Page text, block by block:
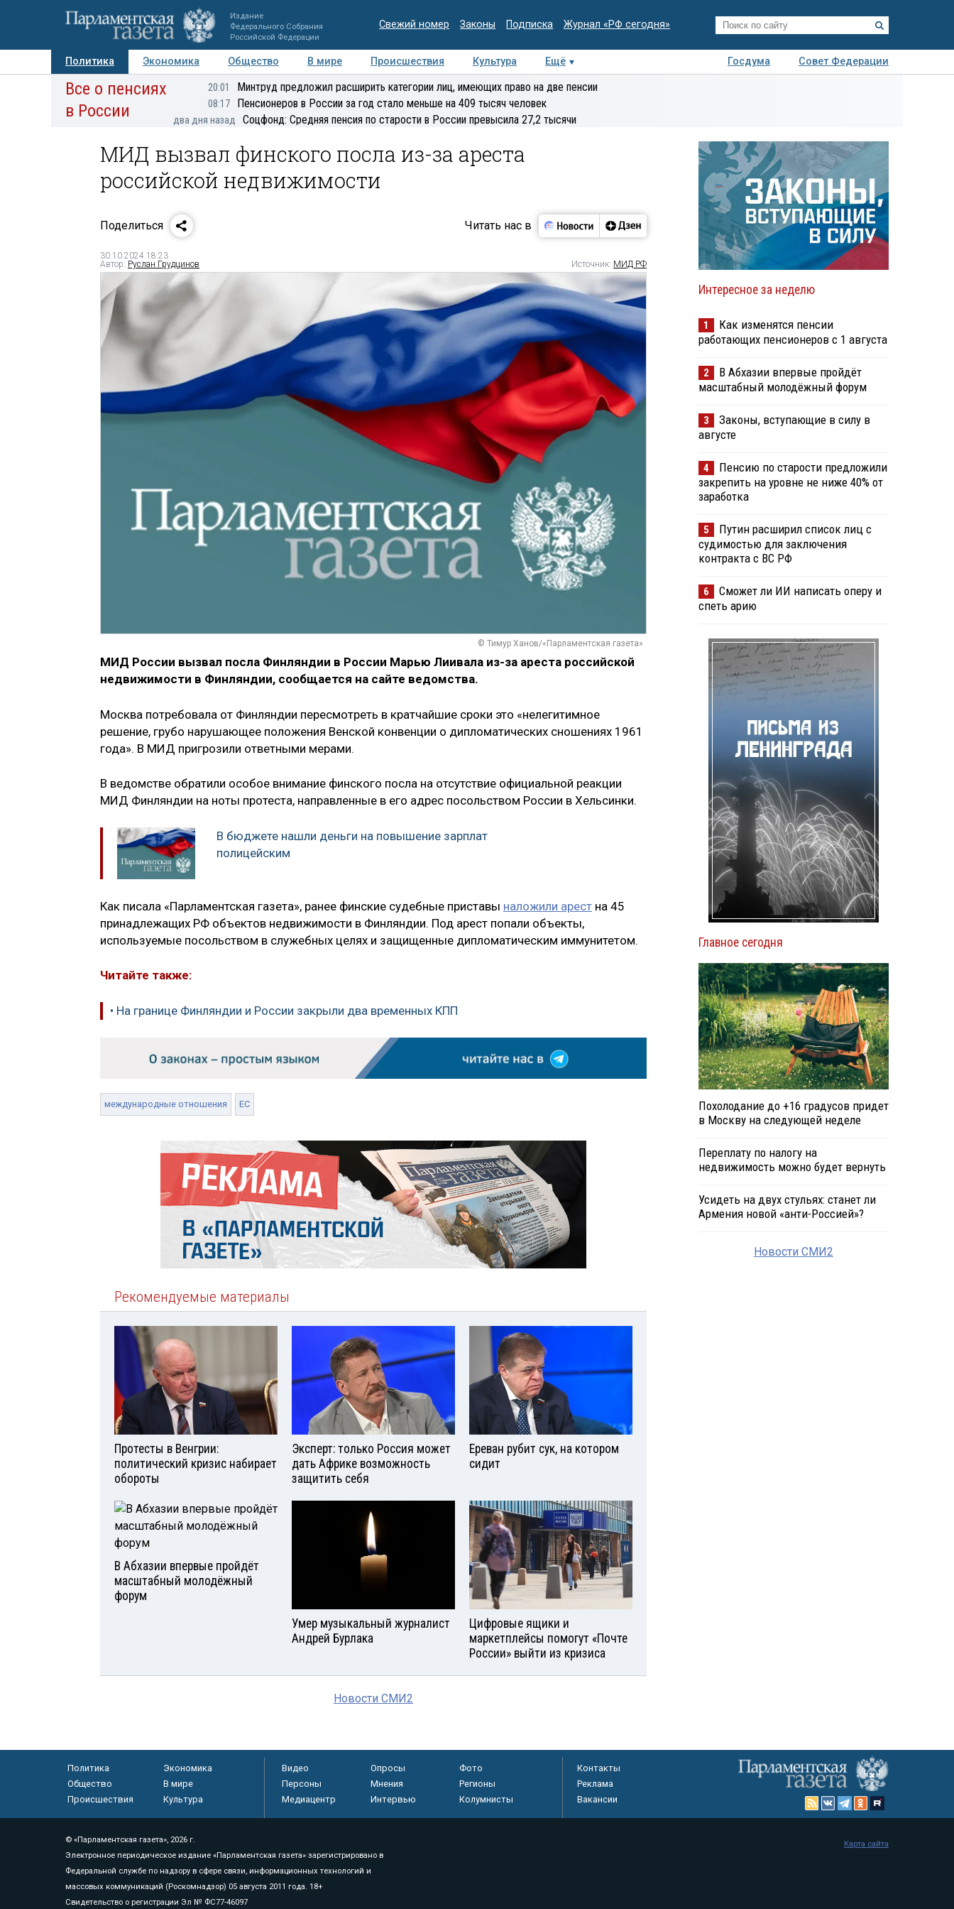
Издание
Федерального Собрания
Российской Федерации
Свежий номер Законы Подписка Журнал «РФ сегодня»
Политика Экономика Общество В мире Происшествия Культура Ещё Госдума
Совет Федерации
Авторы Персоны Мнения Регионы Медиацентр Интервью Колумнисты
Деловая
Все о пенсиях
в России
20:01 Минтруд предложил расширить категории лиц, имеющих право на две пенсии
08:17 Пенсионеров в России за год стало меньше на 409 тысяч человек
два дня назад Соцфонд: Средняя пенсия по старости в России превысила 27,2 тысячи
МИД вызвал финского посла из-за ареста
российской недвижимости
Поделиться Читать нас в
30.10.2024 18:23
Автор: Руслан Грудцинов Источник: МИД РФ
© Тимур Ханов/«Парламентская газета»
МИД России вызвал посла Финляндии в России Марью Лиивала из-за ареста российской
недвижимости в Финляндии, сообщается на сайте ведомства.
Москва потребовала от Финляндии пересмотреть в кратчайшие сроки это «нелегитимное
решение, грубо нарушающее положения Венской конвенции о дипломатических сношениях 1961
года». В МИД пригрозили ответными мерами.
В ведомстве обратили особое внимание финского посла на отсутствие официальной реакции
МИД Финляндии на ноты протеста, направленные в его адрес посольством России в Хельсинки.
В бюджете нашли деньги на повышение зарплат
полицейским
Как писала «Парламентская газета», ранее финские судебные приставы наложили арест на 45
принадлежащих РФ объектов недвижимости в Финляндии. Под арест попали объекты,
используемые посольством в служебных целях и защищенные дипломатическим иммунитетом.
Читайте также:
• На границе Финляндии и России закрыли два временных КПП
международные отношения ЕС
Рекомендуемые материалы
Протесты в Венгрии:
политический кризис набирает
обороты
Эксперт: только Россия может
дать Африке возможность
защитить себя
Ереван рубит сук, на котором
сидит
В Абхазии впервые пройдёт
масштабный молодёжный
форум
Умер музыкальный журналист
Андрей Бурлака
Цифровые ящики и
маркетплейсы помогут «Почте
России» выйти из кризиса
Новости СМИ2
Интересное за неделю
1
Как изменятся пенсии
работающих пенсионеров с 1 августа
2
В Абхазии впервые пройдёт
масштабный молодёжный форум
3
Законы, вступающие в силу в
августе
4
Пенсию по старости предложили
закрепить на уровне не ниже 40% от
заработка
5
Путин расширил список лиц с
судимостью для заключения
контракта с ВС РФ
6
Сможет ли ИИ написать оперу и
спеть арию
Главное сегодня
Похолодание до +16 градусов придет
в Москву на следующей неделе
Переплату по налогу на
недвижимость можно будет вернуть
Усидеть на двух стульях: станет ли
Армения новой «анти-Россией»?
Новости СМИ2
Политика
Экономика
Общество
В мире
Происшествия
Культура
Видео Опросы
Фото
Персоны
Мнения
Регионы
Медиацентр
Интервью Колумнисты
Контакты
Реклама
Вакансии
© «Парламентская газета», 2026 г.
Электронное периодическое издание «Парламентская газета» зарегистрировано в
Федеральной службе по надзору в сфере связи, информационных технологий и
массовых коммуникаций (Роскомнадзор) 05 августа 2011 года. 18+
Свидетельство о регистрации Эл № ФС77-46097
Карта сайта